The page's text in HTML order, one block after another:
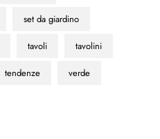
set da giardino
tavoli tavolini
tendenze verde